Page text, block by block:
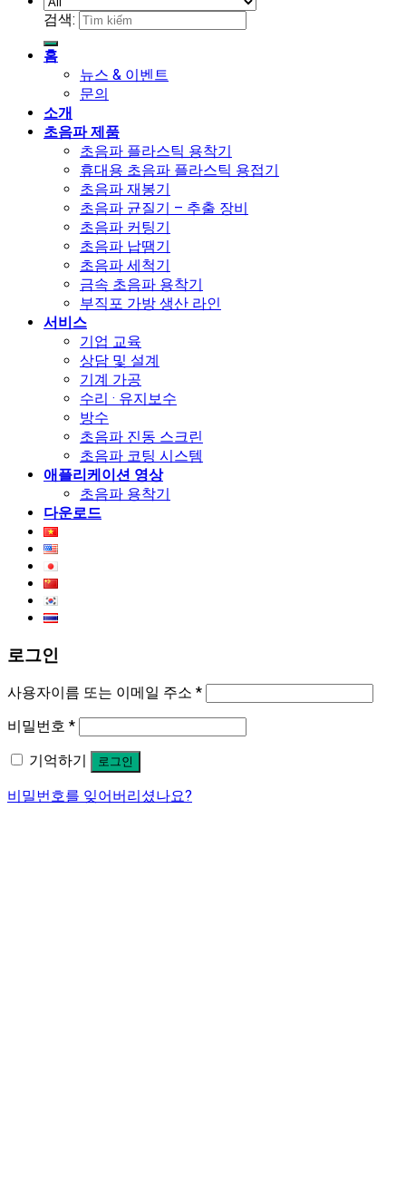
검색:
홈
뉴스 & 이벤트
문의
소개
초음파 제품
초음파 플라스틱 용착기
휴대용 초음파 플라스틱 용접기
초음파 재봉기
초음파 균질기 – 추출 장비
초음파 커팅기
초음파 납땜기
초음파 세척기
금속 초음파 용착기
부직포 가방 생산 라인
서비스
기업 교육
상담 및 설계
기계 가공
수리 · 유지보수
방수
초음파 진동 스크린
초음파 코팅 시스템
애플리케이션 영상
초음파 용착기
다운로드
로그인
사용자이름 또는 이메일 주소 *
비밀번호 *
기억하기
로그인
비밀번호를 잊어버리셨나요?